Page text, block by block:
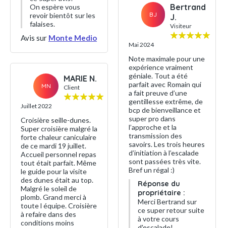
On espère vous
revoir bientôt sur les
falaises.
Avis sur Monte Medio
MN
MARIE N.
Client
Juillet 2022
Croisière seille-dunes.
Super croisière malgré la
forte chaleur caniculaire
de ce mardi 19 juillet.
Accueil personnel repas
tout était parfait. Même
le guide pour la visite
des dunes était au top.
Malgré le soleil de
plomb. Grand merci à
toute l équipe. Croisière
à refaire dans des
conditions moins
BJ
Bertrand
J.
Visiteur
Mai 2024
Note maximale pour une
expérience vraiment
géniale. Tout a été
parfait avec Romain qui
a fait preuve d’une
gentillesse extrême, de
bcp de bienveillance et
super pro dans
l’approche et la
transmission des
savoirs. Les trois heures
d’initiation à l’escalade
sont passées très vite.
Bref un régal :)
Réponse du
propriétaire :
Merci Bertrand sur
ce super retour suite
à votre cours